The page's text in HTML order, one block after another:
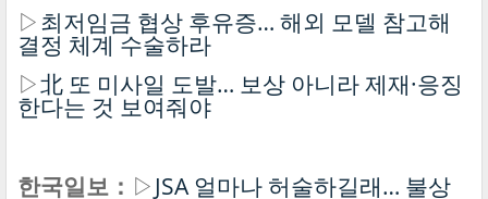
▷최저임금 협상 후유증… 해외 모델 참고해
결정 체계 수술하라
▷北 또 미사일 도발… 보상 아니라 제재·응징
한다는 것 보여줘야
한국일보： ▷ JSA 얼마나 허술하길래… 불상